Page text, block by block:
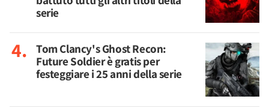
serie
Tom Clancy's Ghost Recon:
Future Soldier è gratis per
festeggiare i 25 anni della serie